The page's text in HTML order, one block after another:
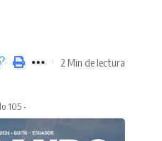
2 Min de lectura
105 -